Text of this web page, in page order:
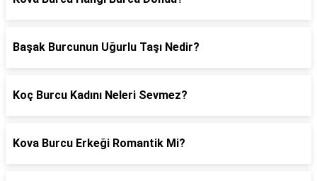
Başak Burcunun Uğurlu Taşı Nedir?
Koç Burcu Kadını Neleri Sevmez?
Kova Burcu Erkeği Romantik Mi?